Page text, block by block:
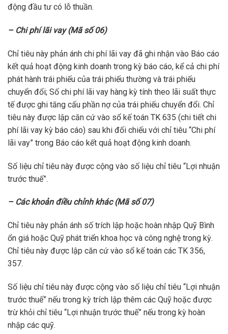
động đầu tư có lỗ thuần.
– Chi phí lãi vay (Mã số 06)
Chỉ tiêu này phản ánh chi phí lãi vay đã ghi nhận vào Báo cáo
kết quả hoạt động kinh doanh trong kỳ báo cáo, kể cả chi phí
phát hành trái phiếu của trái phiếu thường và trái phiếu
chuyển đổi; Số chi phí lãi vay hàng kỳ tính theo lãi suất thực
tế được ghi tăng cấu phần nợ của trái phiếu chuyển đổi. Chỉ
tiêu này được lập căn cứ vào sổ kế toán TK 635 (chi tiết chi
phí lãi vay kỳ báo cáo) sau khi đối chiếu với chỉ tiêu “Chi phí
lãi vay” trong Báo cáo kết quả hoạt động kinh doanh.
Số liệu chỉ tiêu này được cộng vào số liệu chỉ tiêu “Lợi nhuận
trước thuế”.
– Các khoản điều chỉnh khác (Mã số 07)
Chỉ tiêu này phản ánh số trích lập hoặc hoàn nhập Quỹ Bình
ổn giá hoặc Quỹ phát triển khoa học và công nghệ trong kỳ.
Chỉ tiêu này được lập căn cứ vào sổ kế toán các TK 356,
357.
Số liệu chỉ tiêu này được cộng vào số liệu chỉ tiêu “Lợi nhuận
trước thuế” nếu trong kỳ trích lập thêm các Quỹ hoặc được
trừ khỏi chỉ tiêu “Lợi nhuận trước thuế” nếu trong kỳ hoàn
nhập các quỹ.